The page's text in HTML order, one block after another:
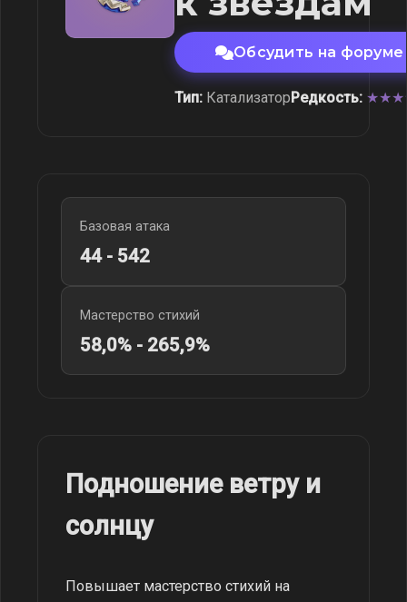
Обсудить на форуме
Тип: КатализаторРедкость:
Базовая атака
44 - 542
Мастерство стихий
58,0% - 265,9%
Подношение ветру и
солнцу
Повышает мастерство стихий на